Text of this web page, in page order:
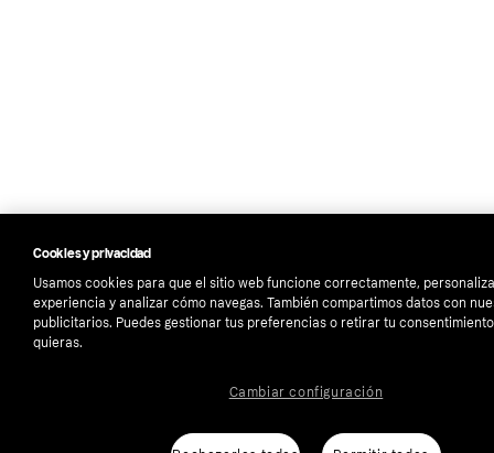
Cookies y privacidad
Usamos cookies para que el sitio web funcione correctamente,
experiencia y analizar cómo navegas. También compartimos datos con
publicitarios. Puedes gestionar tus preferencias o retirar tu
quieras.
Cambiar configuración